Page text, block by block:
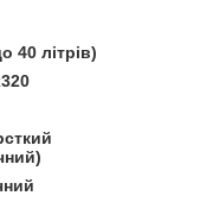
40 літрів)